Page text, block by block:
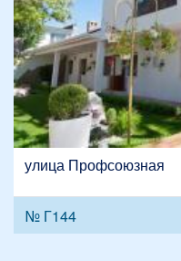
улица Профсоюзная
№ Г144